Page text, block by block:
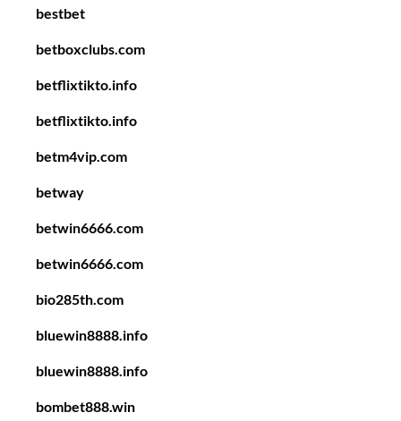
bestbet
betboxclubs.com
betflixtikto.info
betflixtikto.info
betm4vip.com
betway
betwin6666.com
betwin6666.com
bio285th.com
bluewin8888.info
bluewin8888.info
bombet888.win